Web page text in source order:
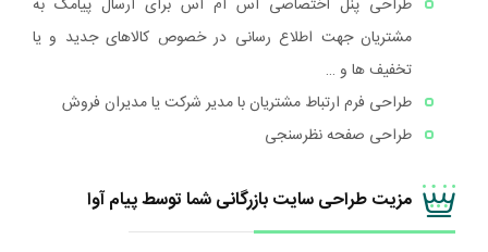
طراحی پنل اختصاصی اس ام اس برای ارسال پیامک به
مشتریان جهت اطلاع رسانی در خصوص کالاهای جدید و یا
تخفیف ها و …
طراحی فرم ارتباط مشتریان با مدیر شرکت یا مدیران فروش
طراحی صفحه نظرسنجی
مزیت طراحی سایت بازرگانی شما توسط پیام آوا